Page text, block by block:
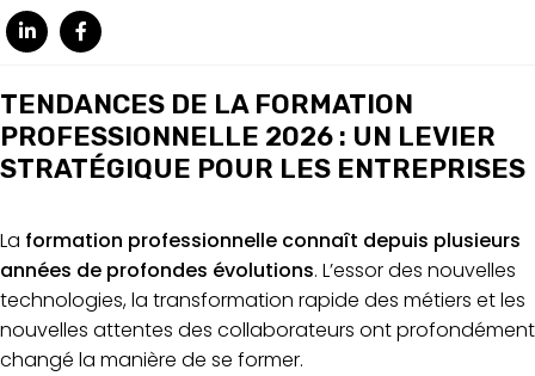
TENDANCES DE LA FORMATION
PROFESSIONNELLE 2026 : UN LEVIER
STRATÉGIQUE POUR LES ENTREPRISES
La formation professionnelle connaît depuis plusieurs
années de profondes évolutions. L’essor des nouvelles
technologies, la transformation rapide des métiers et les
nouvelles attentes des collaborateurs ont profondément
changé la manière de se former.